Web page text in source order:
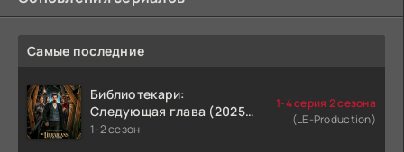
Самые последние
Библиотекари:
Следующая глава (2025-
2026)
1-2 сезон
1-4 серия 2 сезона
(LE-Production)